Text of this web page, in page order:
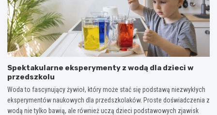
Spektakularne eksperymenty z wodą dla dzieci w
przedszkolu
Woda to fascynujący żywioł, który może stać się podstawą niezwykłych
eksperymentów naukowych dla przedszkolaków. Proste doświadczenia z
wodą nie tylko bawią, ale również uczą dzieci podstawowych zjawisk